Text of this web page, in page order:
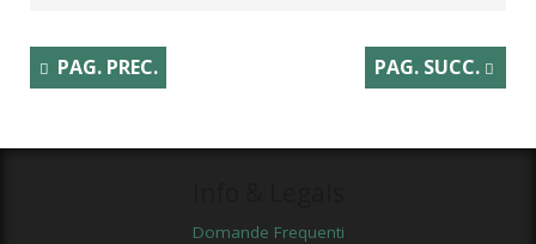
PAG. PREC. PAG. SUCC.
Domande Frequenti